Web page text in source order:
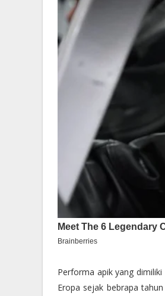
Performa apik yang
Eropa sejak bebrapa